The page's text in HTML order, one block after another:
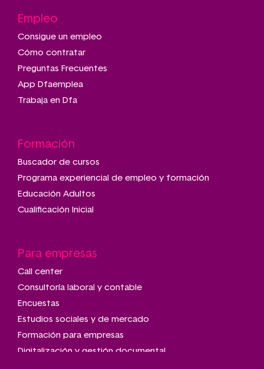
Empleo
Consigue un empleo
Cómo contratar
Preguntas Frecuentes
App Dfaemplea
Trabaja en Dfa
Formación
Buscador de cursos
Programa experiencial de empleo y formación
Educación Adultos
Cualificación Inicial
Para empresas
Call center
Consultoría laboral y contable
Encuestas
Estudios sociales y de mercado
Formación para empresas
Digitalización y gestión documental